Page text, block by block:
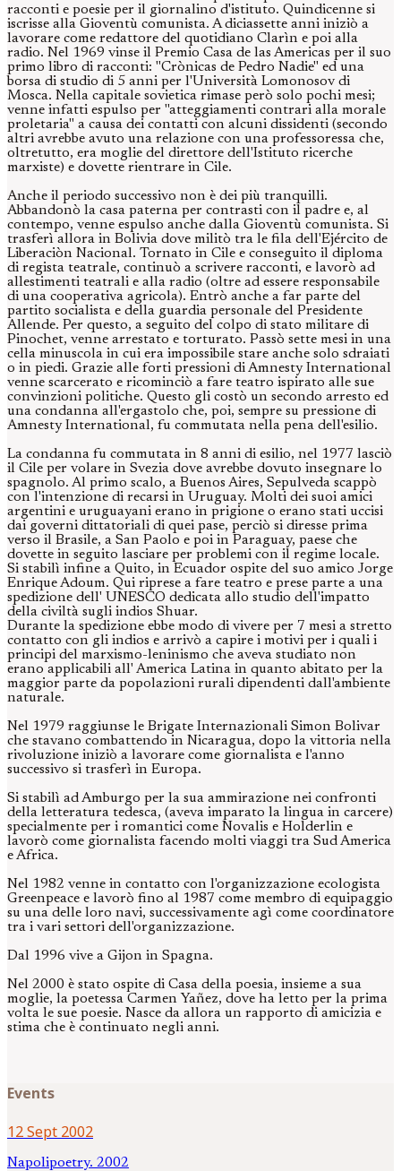
racconti e poesie per il giornalino d'istituto. Quindicenne si
iscrisse alla Gioventù comunista. A diciassette anni iniziò a
lavorare come redattore del quotidiano Clarìn e poi alla
radio. Nel 1969 vinse il Premio Casa de las Americas per il suo
primo libro di racconti: "Crònicas de Pedro Nadie" ed una
borsa di studio di 5 anni per l'Università Lomonosov di
Mosca. Nella capitale sovietica rimase però solo pochi mesi;
venne infatti espulso per "atteggiamenti contrari alla morale
proletaria" a causa dei contatti con alcuni dissidenti (secondo
altri avrebbe avuto una relazione con una professoressa che,
oltretutto, era moglie del direttore dell'Istituto ricerche
marxiste) e dovette rientrare in Cile.
Anche il periodo successivo non è dei più tranquilli.
Abbandonò la casa paterna per contrasti con il padre e, al
contempo, venne espulso anche dalla Gioventù comunista. Si
trasferì allora in Bolivia dove militò tra le fila dell'Ejército de
Liberaciòn Nacional. Tornato in Cile e conseguito il diploma
di regista teatrale, continuò a scrivere racconti, e lavorò ad
allestimenti teatrali e alla radio (oltre ad essere responsabile
di una cooperativa agricola). Entrò anche a far parte del
partito socialista e della guardia personale del Presidente
Allende. Per questo, a seguito del colpo di stato militare di
Pinochet, venne arrestato e torturato. Passò sette mesi in una
cella minuscola in cui era impossibile stare anche solo sdraiati
o in piedi. Grazie alle forti pressioni di Amnesty International
venne scarcerato e ricominciò a fare teatro ispirato alle sue
convinzioni politiche. Questo gli costò un secondo arresto ed
una condanna all'ergastolo che, poi, sempre su pressione di
Amnesty International, fu commutata nella pena dell'esilio.
La condanna fu commutata in 8 anni di esilio, nel 1977 lasciò
il Cile per volare in Svezia dove avrebbe dovuto insegnare lo
spagnolo. Al primo scalo, a Buenos Aires, Sepulveda scappò
con l'intenzione di recarsi in Uruguay. Molti dei suoi amici
argentini e uruguayani erano in prigione o erano stati uccisi
dai governi dittatoriali di quei pase, perciò si diresse prima
verso il Brasile, a San Paolo e poi in Paraguay, paese che
dovette in seguito lasciare per problemi con il regime locale.
Si stabilì infine a Quito, in Ecuador ospite del suo amico Jorge
Enrique Adoum. Qui riprese a fare teatro e prese parte a una
spedizione dell' UNESCO dedicata allo studio dell'impatto
della civiltà sugli indios Shuar.
Durante la spedizione ebbe modo di vivere per 7 mesi a stretto
contatto con gli indios e arrivò a capire i motivi per i quali i
principi del marxismo-leninismo che aveva studiato non
erano applicabili all' America Latina in quanto abitato per la
maggior parte da popolazioni rurali dipendenti dall'ambiente
naturale.
Nel 1979 raggiunse le Brigate Internazionali Simon Bolivar
che stavano combattendo in Nicaragua, dopo la vittoria nella
rivoluzione iniziò a lavorare come giornalista e l'anno
successivo si trasferì in Europa.
Si stabilì ad Amburgo per la sua ammirazione nei confronti
della letteratura tedesca, (aveva imparato la lingua in carcere)
specialmente per i romantici come Novalis e Holderlin e
lavorò come giornalista facendo molti viaggi tra Sud America
e Africa.
Nel 1982 venne in contatto con l'organizzazione ecologista
Greenpeace e lavorò fino al 1987 come membro di equipaggio
su una delle loro navi, successivamente agì come coordinatore
tra i vari settori dell'organizzazione.
Dal 1996 vive a Gijon in Spagna.
Nel 2000 è stato ospite di Casa della poesia, insieme a sua
moglie, la poetessa Carmen Yañez, dove ha letto per la prima
volta le sue poesie. Nasce da allora un rapporto di amicizia e
stima che è continuato negli anni.
Events
12 Sept 2002
Napolipoetry. 2002